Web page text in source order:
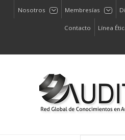
Nosotros Membresías
Contacto Línea